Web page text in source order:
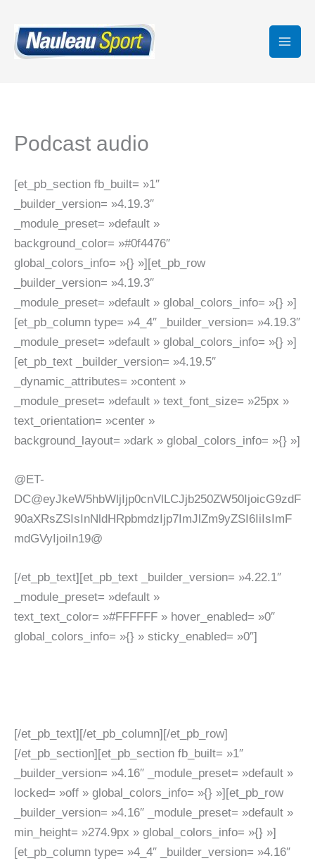
contenu
Podcast audio
[et_pb_section fb_built= »1″
_builder_version= »4.19.3″
_module_preset= »default »
background_color= »#0f4476″
global_colors_info= »{} »][et_pb_row
_builder_version= »4.19.3″
_module_preset= »default » global_colors_info= »{} »]
[et_pb_column type= »4_4″ _builder_version= »4.19.3″
_module_preset= »default » global_colors_info= »{} »]
[et_pb_text _builder_version= »4.19.5″
_dynamic_attributes= »content »
_module_preset= »default » text_font_size= »25px »
text_orientation= »center »
background_layout= »dark » global_colors_info= »{} »]
@ET-
DC@eyJkeW5hbWljIjp0cnVlLCJjb250ZW50IjoicG9zdF
90aXRsZSIsInNldHRpbmdzIjp7ImJlZm9yZSI6IiIsImF
mdGVyIjoiIn19@
[/et_pb_text][et_pb_text _builder_version= »4.22.1″
_module_preset= »default »
text_text_color= »#FFFFFF » hover_enabled= »0″
global_colors_info= »{} » sticky_enabled= »0″]
[/et_pb_text][/et_pb_column][/et_pb_row]
[/et_pb_section][et_pb_section fb_built= »1″
_builder_version= »4.16″ _module_preset= »default »
locked= »off » global_colors_info= »{} »][et_pb_row
_builder_version= »4.16″ _module_preset= »default »
min_height= »274.9px » global_colors_info= »{} »]
[et_pb_column type= »4_4″ _builder_version= »4.16″